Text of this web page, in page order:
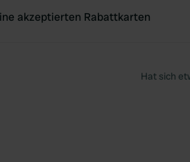
akzeptierten Rabattkarten
Hat sich